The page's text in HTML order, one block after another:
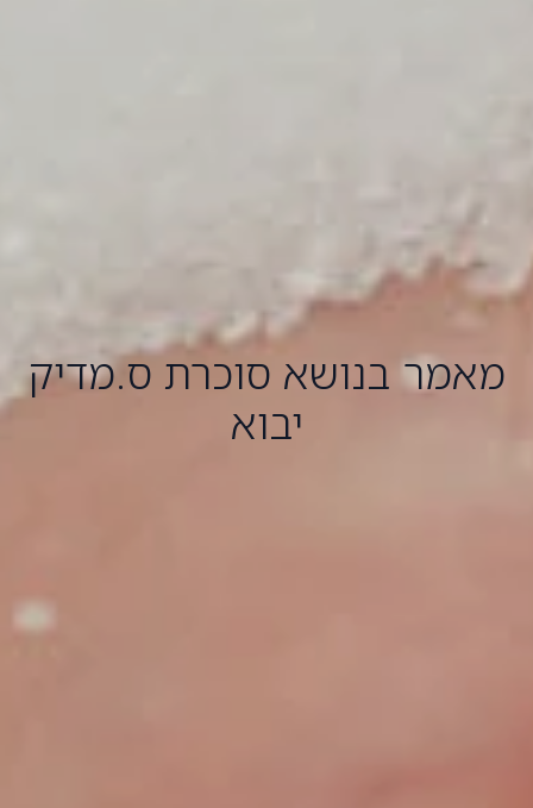
מאמר בנושא סוכרת ס.מדיק
יבוא